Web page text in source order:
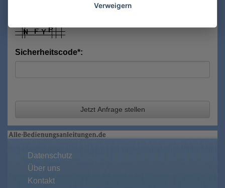
Sicherheitscode*:
Jetzt Anfrage stellen
Datenschutz
Über uns
Kontakt
Verweigern